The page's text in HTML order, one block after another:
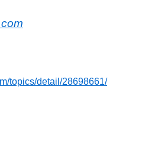
topics/detail/28698661/